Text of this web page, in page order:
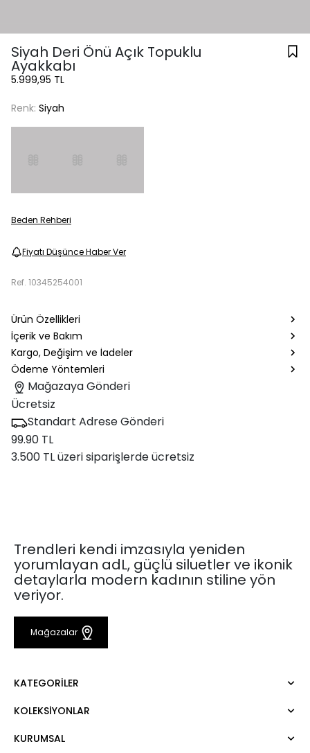
Siyah Deri Önü Açık Topuklu
Ayakkabı
5.999,95 TL
Renk: Siyah
Beden Rehberi
Fiyatı Düşünce Haber Ver
Ref. 10345254001
Ürün Özellikleri
İçerik ve Bakım
Kargo, Değişim ve İadeler
Ödeme Yöntemleri
Mağazaya Gönderi
Ücretsiz
Standart Adrese Gönderi
99.90 TL
3.500 TL üzeri siparişlerde ücretsiz
Trendleri kendi imzasıyla yeniden
yorumlayan adL, güçlü siluetler ve ikonik
detaylarla modern kadının stiline yön
veriyor.
Mağazalar
KATEGORILER
Elbise
KOLEKSIYONLAR
Mert Aslan
KURUMSAL